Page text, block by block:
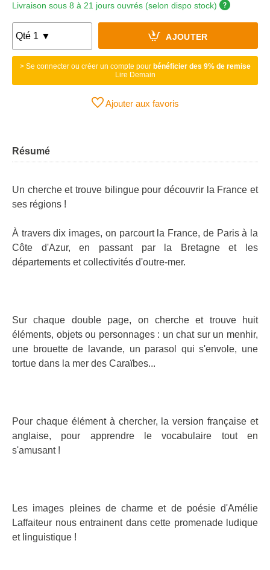
Livraison sous 8 à 21 jours ouvrés (selon dispo stock)
AJOUTER
> Se connecter ou créer un compte pour bénéficier des 9% de remise
Lire Demain
Ajouter aux favoris
Résumé
Un cherche et trouve bilingue pour découvrir la France et
ses régions !
À travers dix images, on parcourt la France, de Paris à la
Côte d'Azur, en passant par la Bretagne et les
départements et collectivités d'outre-mer.
Sur chaque double page, on cherche et trouve huit
éléments, objets ou personnages : un chat sur un menhir,
une brouette de lavande, un parasol qui s'envole, une
tortue dans la mer des Caraïbes...
Pour chaque élément à chercher, la version française et
anglaise, pour apprendre le vocabulaire tout en
s'amusant !
Les images pleines de charme et de poésie d'Amélie
Laffaiteur nous entrainent dans cette promenade ludique
et linguistique !